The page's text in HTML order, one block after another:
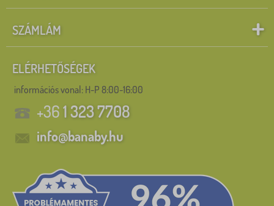
SZÁMLÁM
ELÉRHETŐSÉGEK
információs vonal: H-P 8:00-16:00
+361 323 7708
info@banaby.hu